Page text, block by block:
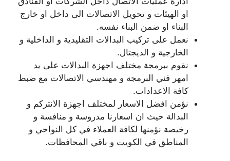
او الهيئات و تحويل الاتصالات الى داخل او خارج
البناء او ضمن البناء نفسه.
نعمل على تركيب البدالات التقليدية و الداخلية و
الخارجية و الديجتال.
نقوم ببرمجة مختلف اجهزة البدالات على يد
امهر فني البرمجة و مهندسي الاتصالات مع ضبط
كافة الاعدادات.
نؤمن افضل الاسعار لمختلف اجهزة الانتركم و
البدالة حيث ان اسعارنا مدروسة و منافسة و
رخيصة نؤمنها لكافة العملاء في كل النواحي و
المناطق في الكويت و باقي المحافظات.